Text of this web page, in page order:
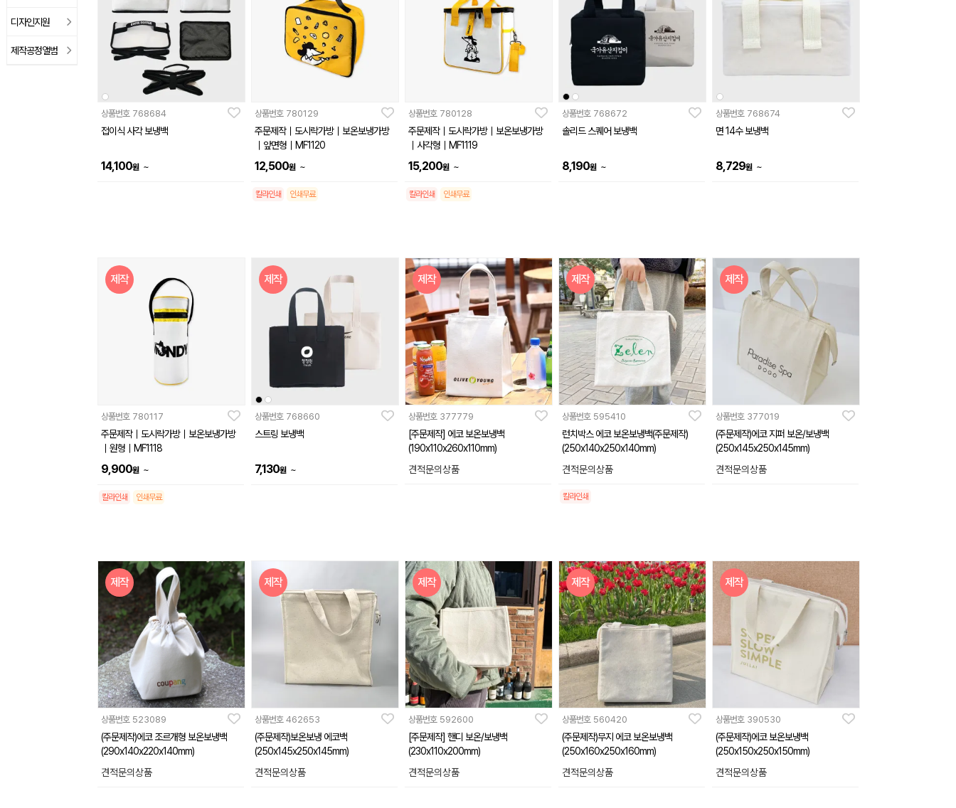
디자인지원
제작공정앨범
상품번호 768684
접이식 사각 보냉백
14,100원 ~
상품번호 780129
주문제작｜도시락가방｜보온보냉가방
｜앞면형｜MF1120
12,500원 ~
칼라인쇄 인쇄무료
상품번호 780128
주문제작｜도시락가방｜보온보냉가방
｜사각형｜MF1119
15,200원 ~
칼라인쇄 인쇄무료
상품번호 768672
솔리드 스퀘어 보냉백
8,190원 ~
상품번호 768674
면 14수 보냉백
8,729원 ~
제작
상품번호 780117
주문제작｜도시락가방｜보온보냉가방
｜원형｜MF1118
9,900원 ~
칼라인쇄 인쇄무료
제작
상품번호 768660
스트링 보냉백
7,130원 ~
제작
상품번호 377779
[주문제작] 에코 보온보냉백
(190x110x260x110mm)
견적문의상품
제작
상품번호 595410
런치박스 에코 보온보냉백(주문제작)
(250x140x250x140mm)
견적문의상품
칼라인쇄
제작
상품번호 377019
(주문제작)에코 지퍼 보온/보냉백
(250x145x250x145mm)
견적문의상품
제작
상품번호 523089
(주문제작)에코 조르개형 보온보냉백
(290x140x220x140mm)
견적문의상품
제작
상품번호 462653
(주문제작)보온보냉 에코백
(250x145x250x145mm)
견적문의상품
제작
상품번호 592600
[주문제작] 핸디 보온/보냉백
(230x110x200mm)
견적문의상품
제작
상품번호 560420
(주문제작)무지 에코 보온보냉백
(250x160x250x160mm)
견적문의상품
제작
상품번호 390530
(주문제작)에코 보온보냉백
(250x150x250x150mm)
견적문의상품